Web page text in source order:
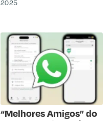
2025
“Melhores Amigos” do